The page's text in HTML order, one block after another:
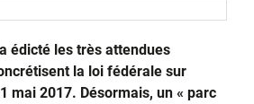
édicté les très attendues
la loi fédérale sur
mai 2017. Désormais, un « parc